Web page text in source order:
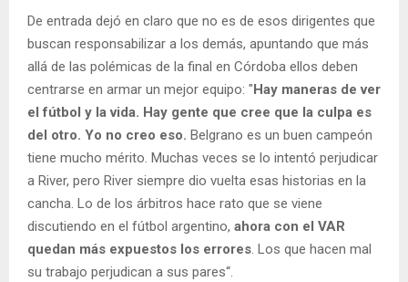
De entrada dejó en claro que no es de esos dirigentes que
buscan responsabilizar a los demás, apuntando que más
allá de las polémicas de la final en Córdoba ellos deben
centrarse en armar un mejor equipo: "Hay maneras de ver
el fútbol y la vida. Hay gente que cree que la culpa es
del otro. Yo no creo eso. Belgrano es un buen campeón
tiene mucho mérito. Muchas veces se lo intentó perjudicar
a River, pero River siempre dio vuelta esas historias en la
cancha. Lo de los árbitros hace rato que se viene
discutiendo en el fútbol argentino, ahora con el VAR
quedan más expuestos los errores. Los que hacen mal
su trabajo perjudican a sus pares“.